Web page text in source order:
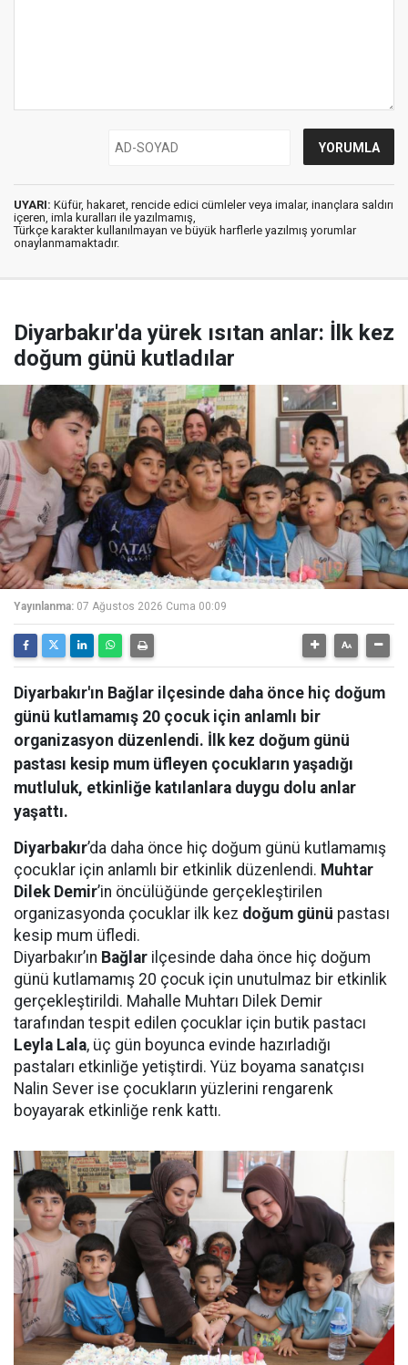
UYARI: Küfür, hakaret, rencide edici cümleler veya imalar, inançlara saldırı
içeren, imla kuralları ile yazılmamış,
Türkçe karakter kullanılmayan ve büyük harflerle yazılmış yorumlar
onaylanmamaktadır.
Diyarbakır'da yürek ısıtan anlar: İlk kez
doğum günü kutladılar
Yayınlanma: 07 Ağustos 2026 Cuma 00:09
Diyarbakır'ın Bağlar ilçesinde daha önce hiç doğum
günü kutlamamış 20 çocuk için anlamlı bir
organizasyon düzenlendi. İlk kez doğum günü
pastası kesip mum üfleyen çocukların yaşadığı
mutluluk, etkinliğe katılanlara duygu dolu anlar
yaşattı.
Diyarbakır’da daha önce hiç doğum günü kutlamamış
çocuklar için anlamlı bir etkinlik düzenlendi. Muhtar
Dilek Demir’in öncülüğünde gerçekleştirilen
organizasyonda çocuklar ilk kez doğum günü pastası
kesip mum üfledi.
Diyarbakır’ın Bağlar ilçesinde daha önce hiç doğum
günü kutlamamış 20 çocuk için unutulmaz bir etkinlik
gerçekleştirildi. Mahalle Muhtarı Dilek Demir
tarafından tespit edilen çocuklar için butik pastacı
Leyla Lala, üç gün boyunca evinde hazırladığı
pastaları etkinliğe yetiştirdi. Yüz boyama sanatçısı
Nalin Sever ise çocukların yüzlerini rengarenk
boyayarak etkinliğe renk kattı.